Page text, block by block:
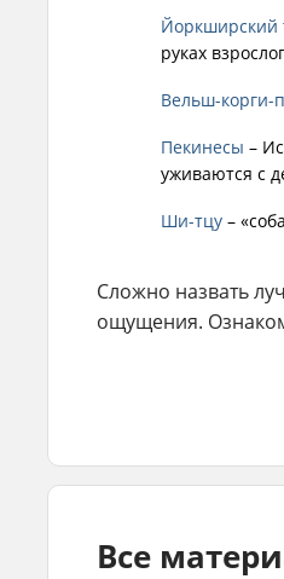
Йоркширский
руках
Вельш-корги-
Пекинесы –
уживаются с
Ши-тцу–
Сложно назвать
ощущения.
Все